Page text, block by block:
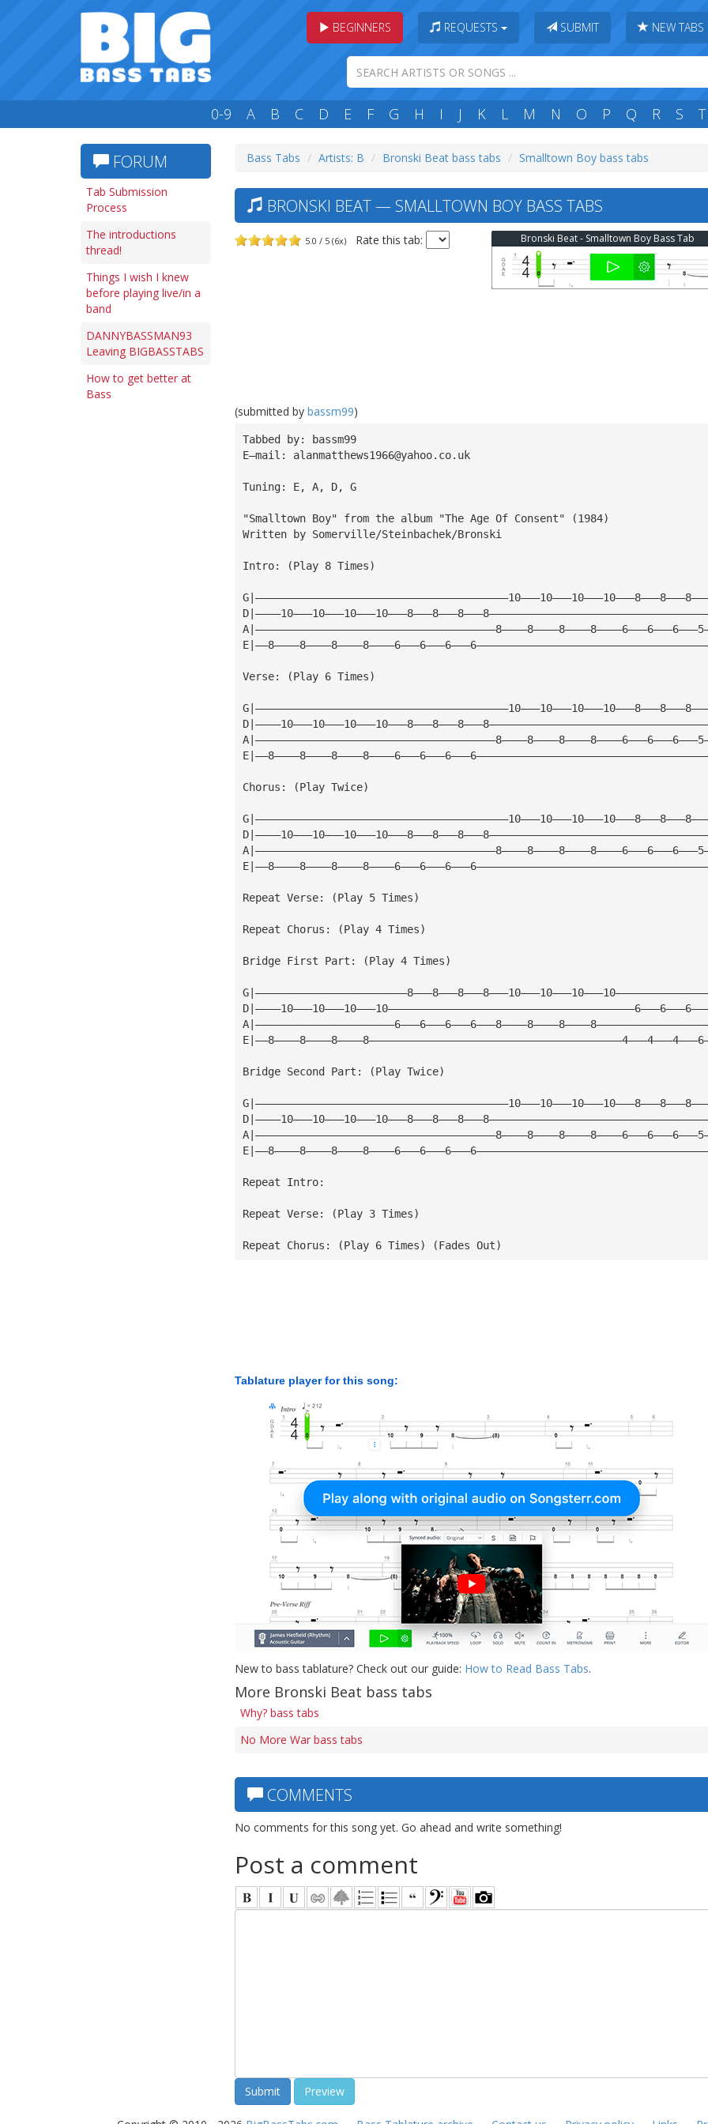
BEGINNERS REQUESTS SUBMIT NEW TABS
0-9 A B C D E F G H I J K L M N O P Q R S T
FORUM
Tab Submission
Process
The introductions
thread!
Things I wish I knew
before playing live/in a
band
DANNYBASSMAN93
Leaving BIGBASSTABS
How to get better at
Bass
Bass Tabs Artists: B Bronski Beat bass tabs Smalltown Boy bass tabs
BRONSKI BEAT — SMALLTOWN BOY BASS TABS
5.0 / 5 (6x) Rate this tab: Bronski Beat - Smalltown Boy Bass Tab
(submitted by bassm99)
Tabbed by: bassm99
E—mail: alanmatthews1966@yahoo.co.uk
Tuning: E, A, D, G
"Smalltown Boy" from the album "The Age Of Consent" (1984)
Written by Somerville/Steinbachek/Bronski
Intro: (Play 8 Times)
Verse: (Play 6 Times)
Chorus: (Play Twice)
Repeat Verse: (Play 5 Times)
Repeat Chorus: (Play 4 Times)
Bridge First Part: (Play 4 Times)
Bridge Second Part: (Play Twice)
Repeat Intro:
Repeat Verse: (Play 3 Times)
Repeat Chorus: (Play 6 Times) (Fades Out)
Tablature player for this song:
New to bass tablature? Check out our guide: How to Read Bass Tabs.
More Bronski Beat bass tabs
Why? bass tabs
No More War bass tabs
COMMENTS
No comments for this song yet. Go ahead and write something!
Post a comment